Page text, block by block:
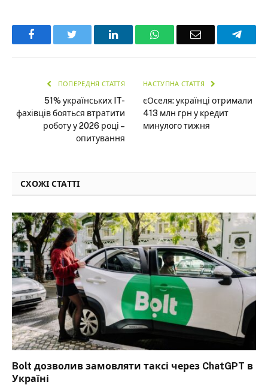
Facebook LinkedInWhatsAppEmail
ПОПЕРЕДНЯ СТАТТЯ
51% українських IT-
фахівців бояться втратити
роботу у 2026 році –
опитування
НАСТУПНА СТАТТЯ
єОселя: українці отримали
413 млн грн у кредит
минулого тижня
СХОЖІ СТАТТІ
Bolt дозволив замовляти таксі через ChatGPT в
Україні